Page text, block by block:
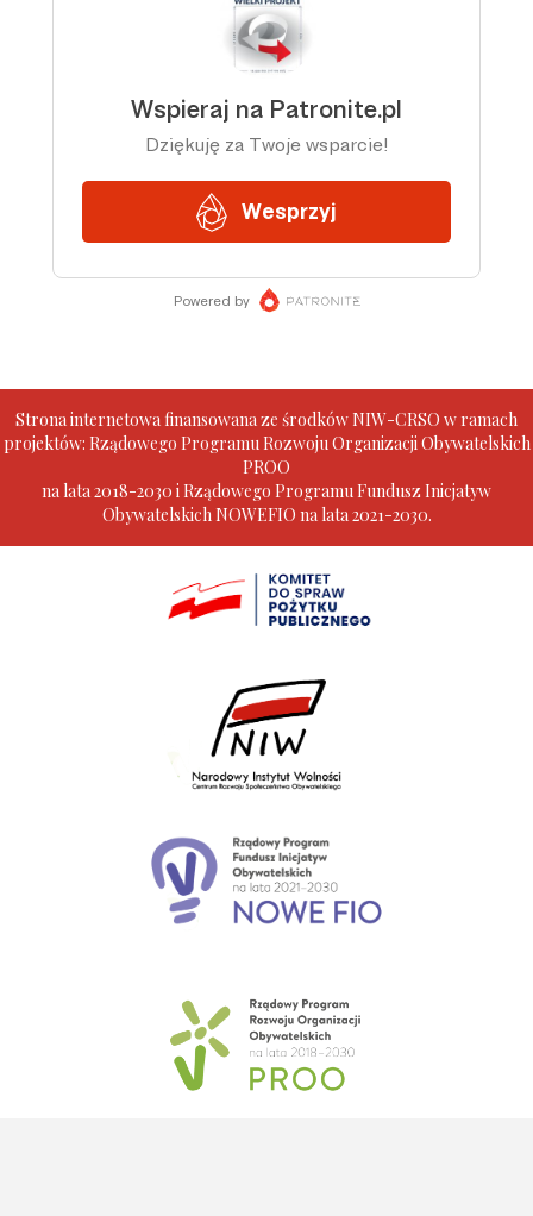
Strona internetowa finansowana ze środków NIW-CRSO w ramach
projektów: Rządowego Programu Rozwoju Organizacji Obywatelskich
PROO
na lata 2018-2030 i Rządowego Programu Fundusz Inicjatyw
Obywatelskich NOWEFIO na lata 2021-2030.